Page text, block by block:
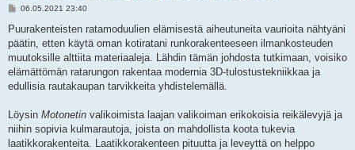
V
e
t
i
06.05.2021 23:40
Puurakenteisten ratamoduulien elämisestä aiheutuneita vaurioita nähtyäni
päätin, etten käytä oman kotiratani runkorakenteeseen ilmankosteuden
muutoksille alttiita materiaaleja. Lähdin tämän johdosta tutkimaan, voisiko
elämättömän ratarungon rakentaa modernia 3D-tulostustekniikkaa ja
edullisia rautakaupan tarvikkeita yhdistelemällä.
Löysin Motonetin valikoimista laajan valikoiman erikokoisia reikälevyjä ja
niihin sopivia kulmarautoja, joista on mahdollista koota tukevia
laatikkorakenteita. Laatikkorakenteen pituutta ja leveyttä on helppo